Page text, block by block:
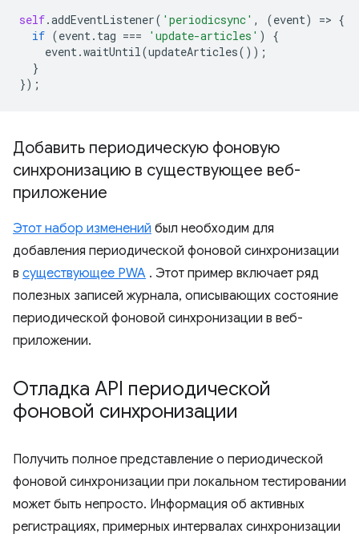
self.addEventListener( 'periodicsync' , (event) => {
if (event. tag === 'update-articles' )
{
event.waitUntil(updateArticles());
}
});
Добавить периодическую фоновую
синхронизацию в существующее веб-
приложение
Этот набор изменений был необходим для
добавления периодической фоновой синхронизации
в существующее PWA . Этот пример включает ряд
полезных записей журнала, описывающих состояние
периодической фоновой синхронизации в веб-
приложении.
Отладка API периодической
фоновой синхронизации
Получить полное представление о периодической
фоновой синхронизации при локальном тестировании
может быть непросто. Информация об активных
регистрациях, примерных интервалах синхронизации